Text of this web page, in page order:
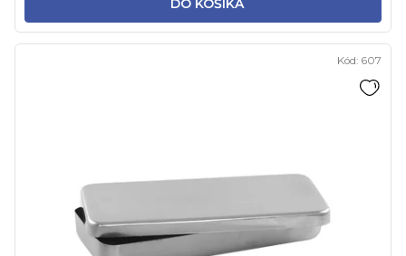
DO KOŠÍKA
Kód: 607